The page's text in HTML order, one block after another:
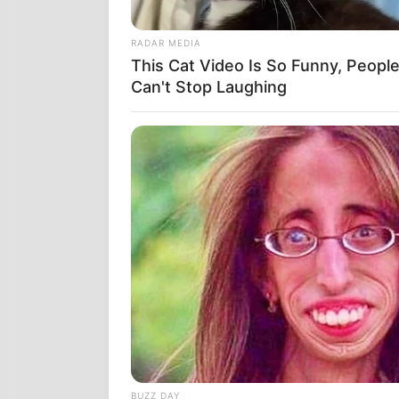
Ο ΜΠΑΙΝΤΕΝ
ΟΤΙ ΕΙΝΑΙ
ΟΛΑ ΕΧΟΥΝ
ΟΠΩΣ ΟΙ
ΤΙΣ
ΤΟΥΣ
RADAR MEDIA
This Cat Video Is So Funny, People
Can't Stop Laughing
BUZZ DAY
RADAR MEDIA
11 Stars Who Look Totally
With Natural Hair